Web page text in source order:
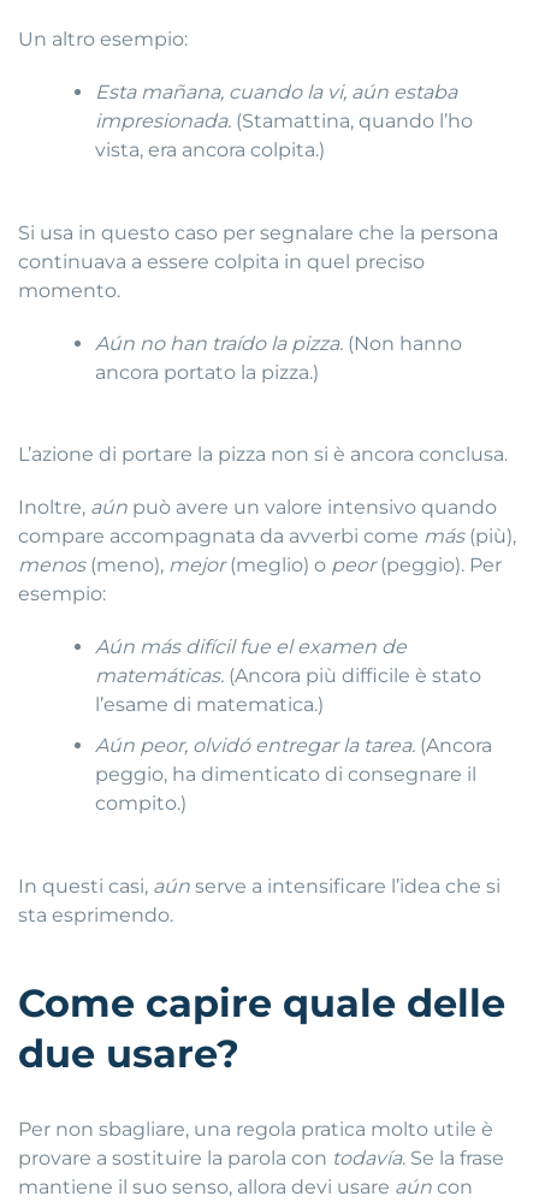
Un altro esempio:
Esta mañana, cuando la vi, aún estaba
impresionada. (Stamattina, quando l’ho
vista, era ancora colpita.)
Si usa in questo caso per segnalare che la persona
continuava a essere colpita in quel preciso
momento.
Aún no han traído la pizza. (Non hanno
ancora portato la pizza.)
L’azione di portare la pizza non si è ancora conclusa.
Inoltre, aún può avere un valore intensivo quando
compare accompagnata da avverbi come más(più),
menos(meno), mejor(meglio) o peor(peggio). Per
esempio:
Aún más difícil fue el examen de
matemáticas. (Ancora più difficile è stato
l’esame di matematica.)
Aún peor, olvidó entregar la tarea. (Ancora
peggio, ha dimenticato di consegnare il
compito.)
In questi casi, aún serve a intensificare l’idea che si
sta esprimendo.
Come capire quale delle
due usare?
Per non sbagliare, una regola pratica molto utile è
provare a sostituire la parola con todavía. Se la frase
mantiene il suo senso, allora devi usare aún con